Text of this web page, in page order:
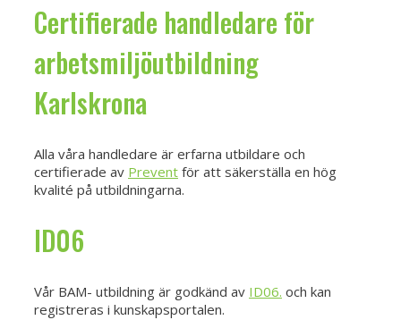
Certifierade handledare för
arbetsmiljöutbildning
Karlskrona
Alla våra handledare är erfarna utbildare och
certifierade av Prevent för att säkerställa en hög
kvalité på utbildningarna.
ID06
Vår BAM- utbildning är godkänd av ID06. och kan
registreras i kunskapsportalen.